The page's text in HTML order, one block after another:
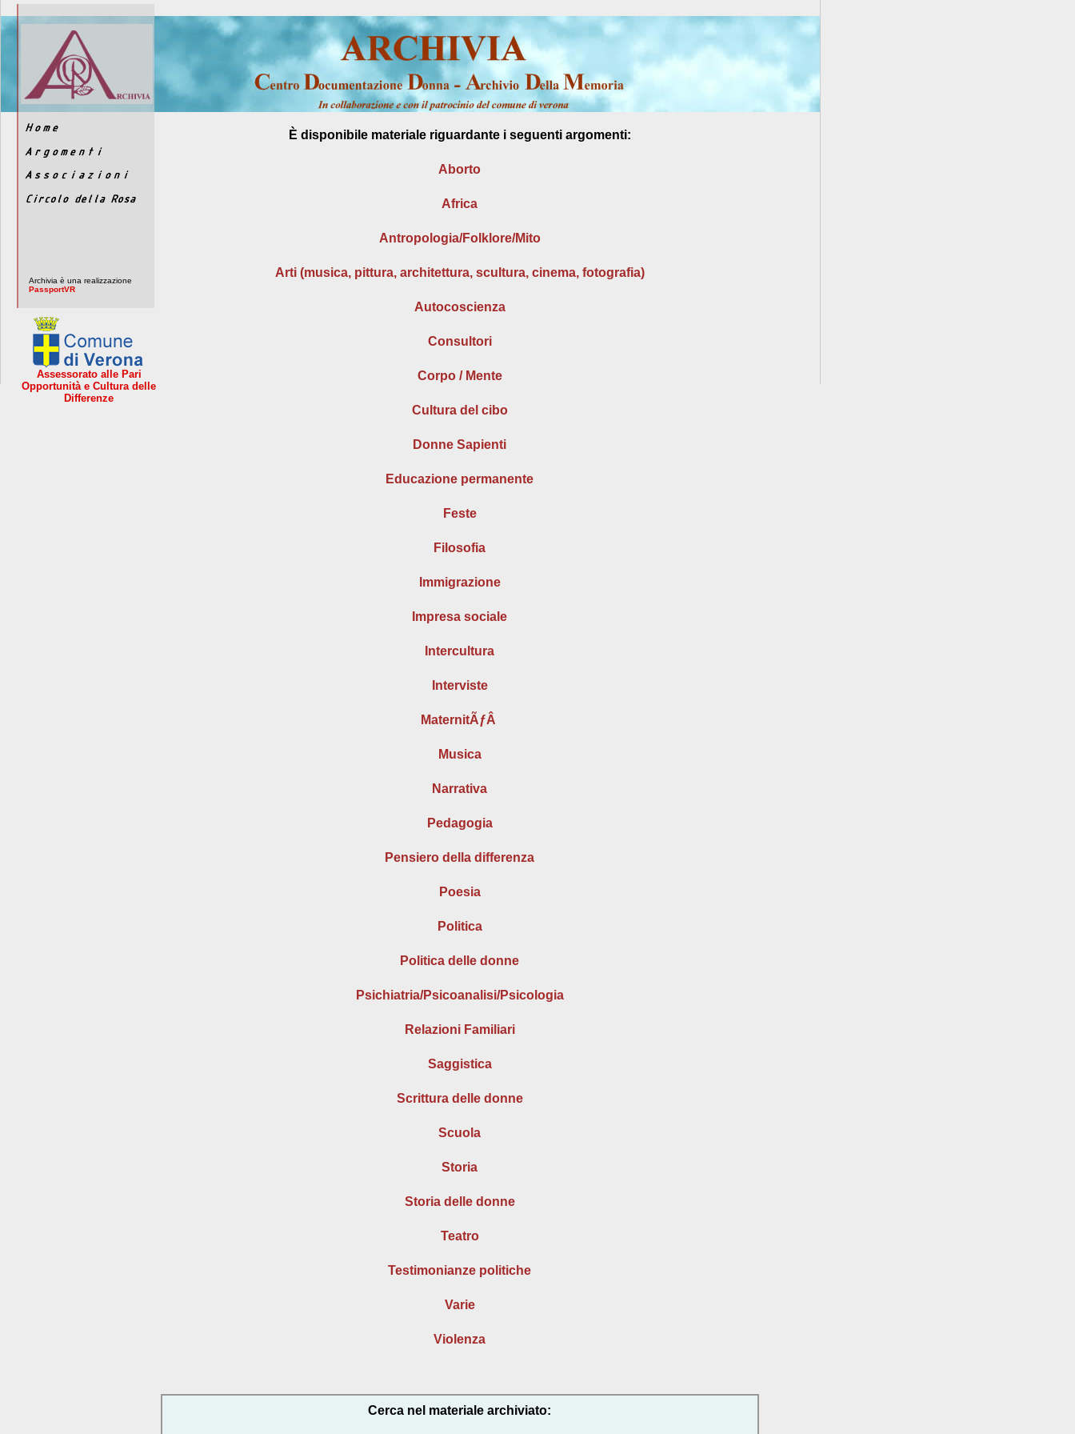
Archivia è una realizzazione
PassportVR
Assessorato alle Pari
Opportunità e Cultura delle
Differenze
È disponibile materiale riguardante i seguenti argomenti:
Aborto
Africa
Antropologia/Folklore/Mito
Arti (musica, pittura, architettura, scultura, cinema, fotografia)
Autocoscienza
Consultori
Corpo / Mente
Cultura del cibo
Donne Sapienti
Educazione permanente
Feste
Filosofia
Immigrazione
Impresa sociale
Intercultura
Interviste
MaternitÃƒÂ
Musica
Narrativa
Pedagogia
Pensiero della differenza
Poesia
Politica
Politica delle donne
Psichiatria/Psicoanalisi/Psicologia
Relazioni Familiari
Saggistica
Scrittura delle donne
Scuola
Storia
Storia delle donne
Teatro
Testimonianze politiche
Varie
Violenza
Cerca nel materiale archiviato: